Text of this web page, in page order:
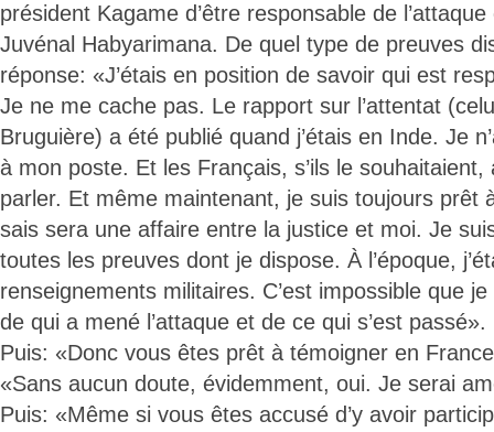
président Kagame d’être responsable de
Juvénal Habyarimana. De quel type de preuves
réponse: «J’étais en position de savoir qui est
Je ne me cache pas. Le rapport sur l’attentat
Bruguière) a été publié quand j’étais en Inde. Je
à mon poste. Et les Français, s’ils le
parler. Et même maintenant, je suis toujours prêt
sais sera une affaire entre la justice et moi. Je
toutes les preuves dont je dispose. À l’époque,
renseignements militaires. C’est impossible que
de qui a mené l’attaque et de ce qui s’est passé».
Puis: «Donc vous êtes prêt à témoigner en
«Sans aucun doute, évidemment, oui. Je serai
Puis: «Même si vous êtes accusé d’y avoir